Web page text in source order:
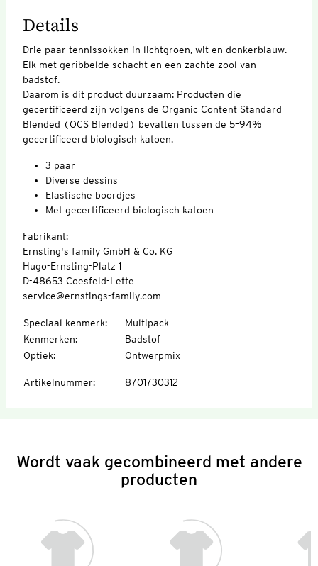
Details
Drie paar tennissokken in lichtgroen, wit en donkerblauw.
Elk met geribbelde schacht en een zachte zool van
badstof.
Daarom is dit product duurzaam: Producten die
gecertificeerd zijn volgens de Organic Content Standard
Blended (OCS Blended) bevatten tussen de 5–94%
gecertificeerd biologisch katoen.
3 paar
Diverse dessins
Elastische boordjes
Met gecertificeerd biologisch katoen
Fabrikant:
Ernsting's family GmbH & Co. KG
Hugo-Ernsting-Platz 1
D-48653 Coesfeld-Lette
service@ernstings-family.com
Speciaal kenmerk:
Multipack
Kenmerken:
Badstof
Optiek: Ontwerpmix
Artikelnummer: 8701730312
Wordt vaak gecombineerd met andere
producten